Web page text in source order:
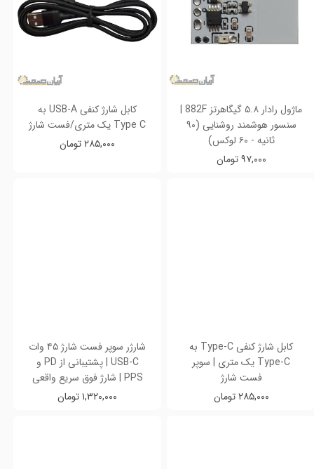
ماژول رادار ۵.۸ گیگاهرتز 882F |
سنسور هوشمند روشنایی (۹۰
ثانیه - ۶۰ لوکس)
۹۷,۰۰۰ تومان
کابل شارژ کنفی USB-A به
Type C یک متری/فست شارژ
۲۸۵,۰۰۰ تومان
کابل شارژ کنفی Type-C به
Type-C یک متری | سوپر
فست شارژ
۲۸۵,۰۰۰ تومان
شارژر سوپر فست شارژ ۴۵ وات
USB-C | پشتیبانی از PD و
PPS | شارژ فوق سریع واقعی
۱,۳۲۰,۰۰۰ تومان